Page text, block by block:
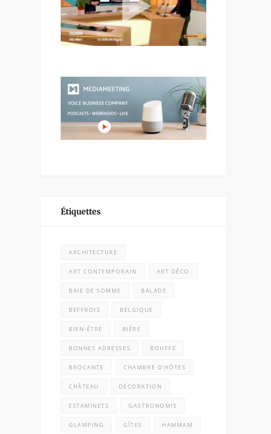
Étiquettes
ARCHITECTURE
ART CONTEMPORAIN ART DÉCO
BAIE DE SOMME BALADE
BEFFROIS BELGIQUE
BIEN-ÊTRE BIÈRE
BONNES ADRESSES BOUFFE
BROCANTE CHAMBRE D'HÔTES
CHÂTEAU DÉCORATION
ESTAMINETS GASTRONOMIE
GLAMPING GÎTES HAMMAM